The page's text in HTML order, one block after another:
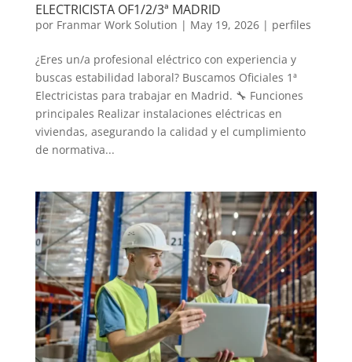
ELECTRICISTA OF1/2/3ª MADRID
por Franmar Work Solution | May 19, 2026| perfiles
¿Eres un/a profesional eléctrico con experiencia y
buscas estabilidad laboral? Buscamos Oficiales 1ª
Electricistas para trabajar en Madrid. 🔧 Funciones
principales Realizar instalaciones eléctricas en
viviendas, asegurando la calidad y el cumplimiento
de normativa...